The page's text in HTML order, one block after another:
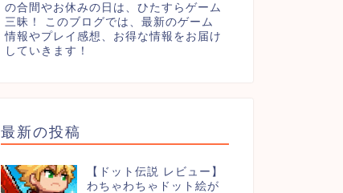
の合間やお休みの日は、ひたすらゲーム
三昧！ このブログでは、最新のゲーム
情報やプレイ感想、お得な情報をお届け
していきます！
最新の投稿
【ドット伝説 レビュー】
わちゃわちゃドット絵が